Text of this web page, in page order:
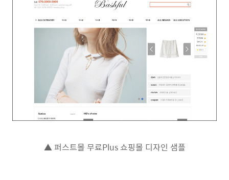
▲ 퍼스트몰 무료Plus 쇼핑몰 디자인 샘플